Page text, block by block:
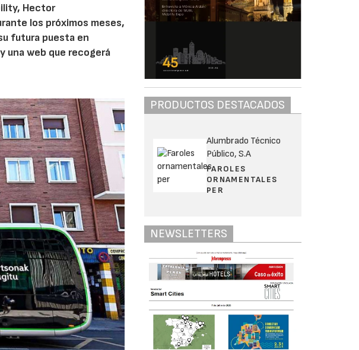
Hector
los próximos meses,
futura puesta en
una web que recogerá
PRODUCTOS DESTACADOS
Alumbrado Técnico
Público, S.A
FAROLES
ORNAMENTALES
PER
NEWSLETTERS